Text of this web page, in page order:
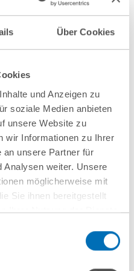
Über Cookies
und Anzeigen zu
soziale Medien anbieten
unsere Website zu
wir Informationen zu Ihrer
an unsere Partner für
Analysen weiter. Unsere
möglicherweise mit
Sie ihnen bereitgestellt
Ihrer Nutzung der Dienste
weiterhin nutzen.
personenbezogenen
Indem Sie auf „Cookies
Clermont
211 56615-0